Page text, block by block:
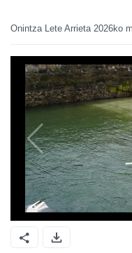
Onintza Lete Arrieta 2026ko